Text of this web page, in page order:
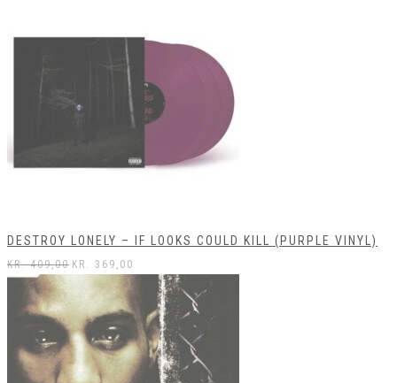
DESTROY LONELY – IF LOOKS COULD KILL (PURPLE VINYL)
KR.409,00 KR. 369,00